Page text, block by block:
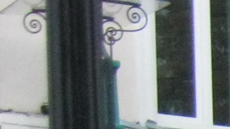
Перейти к основному содержанию